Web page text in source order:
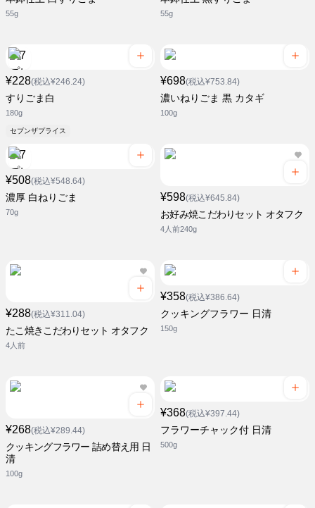
55g 55g
¥228(税込¥246.24)
すりごま白
180g
セブンザプライス
¥698(税込¥753.84)
濃いねりごま 黒 カタギ
100g
¥508(税込¥548.64)
濃厚 白ねりごま
70g
¥598(税込¥645.84)
お好み焼こだわりセット オタフク
4人前240g
¥288(税込¥311.04)
たこ焼きこだわりセット オタフク
4人前
¥358(税込¥386.64)
クッキングフラワー 日清
150g
¥268(税込¥289.44)
クッキングフラワー 詰め替え用 日
清
100g
¥368(税込¥397.44)
フラワーチャック付 日清
500g